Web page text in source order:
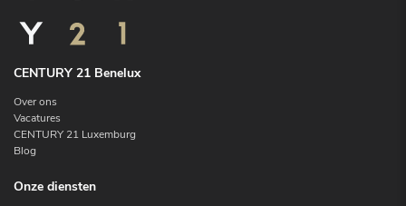
CENTURY 21 Benelux
Over ons
Vacatures
CENTURY 21 Luxemburg
Blog
Onze diensten